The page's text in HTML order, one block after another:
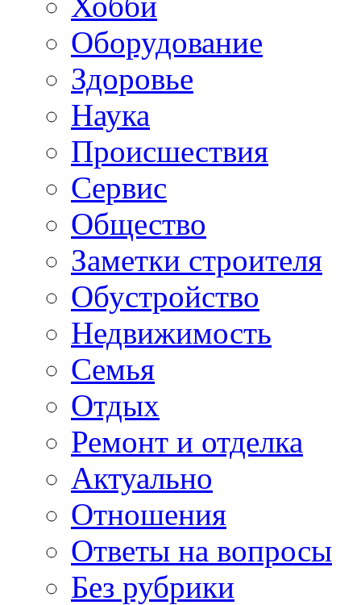
Oборудование
Здоровье
Наука
Происшествия
Сервис
Общество
Заметки строителя
Обустройство
Недвижимость
Семья
Отдых
Ремонт и отделка
Актуально
Отношения
Ответы на вопросы
Без рубрики